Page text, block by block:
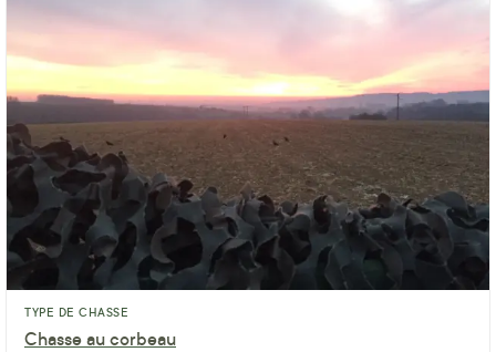
TYPE DE CHASSE
Chasse au corbeau